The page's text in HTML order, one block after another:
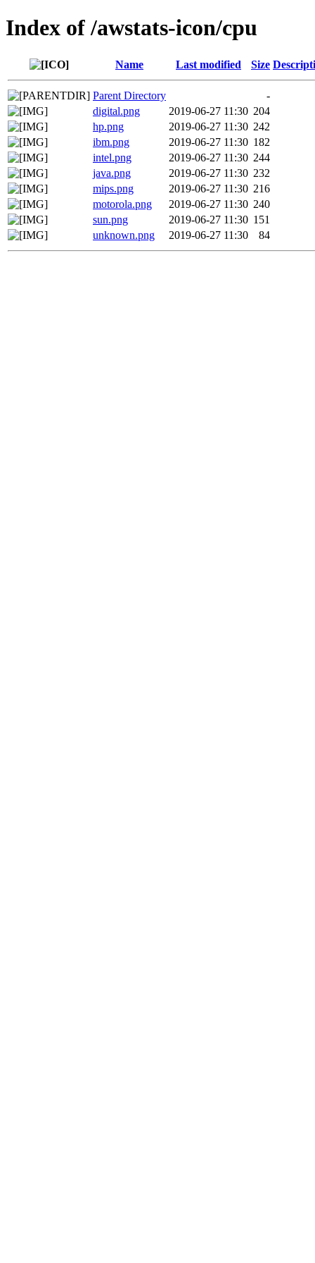
Index of /awstats-icon/cpu
Name Last modified Size
Parent Directory
-
digital.png
2019-06-27 11:30 204
hp.png
2019-06-27 11:30 242
ibm.png
2019-06-27 11:30 182
intel.png
2019-06-27 11:30 244
java.png
2019-06-27 11:30 232
mips.png
2019-06-27 11:30 216
motorola.png
2019-06-27 11:30 240
sun.png
2019-06-27 11:30 151
unknown.png
2019-06-27 11:30 84